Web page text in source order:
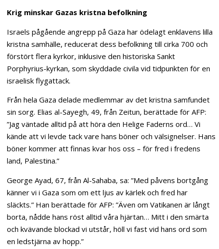
Krig minskar Gazas kristna befolkning
Israels pågående angrepp på Gaza har ödelagt enklavens lilla
kristna samhälle, reducerat dess befolkning till cirka 700 och
förstört flera kyrkor, inklusive den historiska Sankt
Porphyrius-kyrkan, som skyddade civila vid tidpunkten för en
israelisk flygattack.
Från hela Gaza delade medlemmar av det kristna samfundet
sin sorg. Elias al-Sayegh, 49, från Zeitun, berättade för AFP:
”Jag väntade alltid på att höra den Helige Faderns ord… Vi
kände att vi levde tack vare hans böner och välsignelser. Hans
böner kommer att finnas kvar hos oss – för fred i fredens
land, Palestina.”
George Ayad, 67, från Al-Sahaba, sa: ”Med påvens bortgång
känner vi i Gaza som om ett ljus av kärlek och fred har
släckts.” Han berättade för AFP: ”Även om Vatikanen är långt
borta, nådde hans röst alltid våra hjärtan… Mitt i den smärta
och kvävande blockad vi utstår, höll vi fast vid hans ord som
en ledstjärna av hopp.”